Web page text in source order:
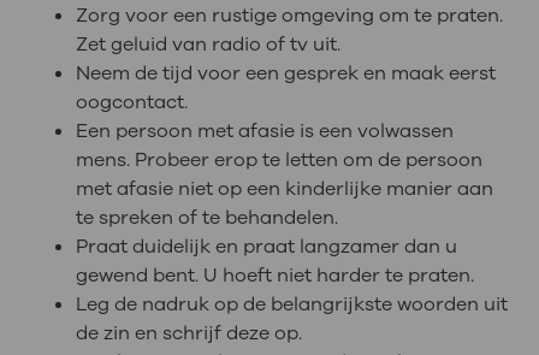
Zorg voor een rustige omgeving om te praten.
Zet geluid van radio of tv uit.
Neem de tijd voor een gesprek en maak eerst
oogcontact.
Een persoon met afasie is een volwassen
mens. Probeer erop te letten om de persoon
met afasie niet op een kinderlijke manier aan
te spreken of te behandelen.
Praat duidelijk en praat langzamer dan u
gewend bent. U hoeft niet harder te praten.
Leg de nadruk op de belangrijkste woorden uit
de zin en schrijf deze op.